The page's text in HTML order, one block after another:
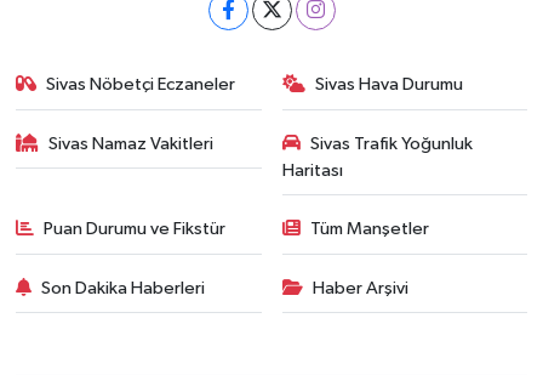
Sivas Nöbetçi Eczaneler Sivas Hava Durumu
Sivas Namaz Vakitleri
Sivas Trafik Yoğunluk
Haritası
Puan Durumu ve Fikstür Tüm Manşetler
Son Dakika Haberleri Haber Arşivi